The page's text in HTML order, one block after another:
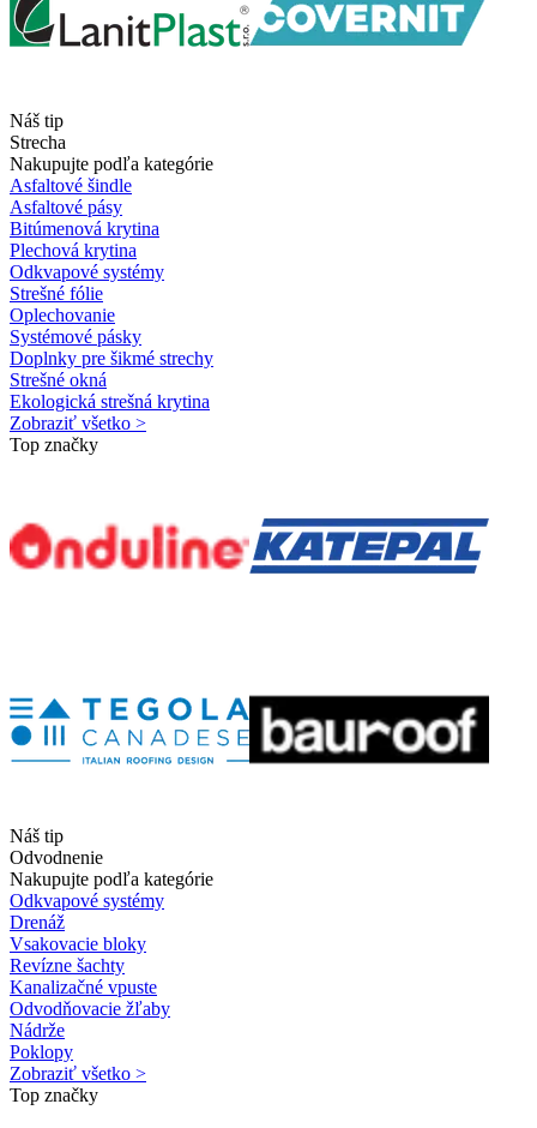
Náš tip
Strecha
Nakupujte podľa kategórie
Asfaltové šindle
Asfaltové pásy
Bitúmenová krytina
Plechová krytina
Odkvapové systémy
Strešné fólie
Oplechovanie
Systémové pásky
Doplnky pre šikmé strechy
Strešné okná
Ekologická strešná krytina
Zobraziť všetko >
Top značky
Náš tip
Odvodnenie
Nakupujte podľa kategórie
Odkvapové systémy
Drenáž
Vsakovacie bloky
Revízne šachty
Kanalizačné vpuste
Odvodňovacie žľaby
Nádrže
Poklopy
Zobraziť všetko >
Top značky